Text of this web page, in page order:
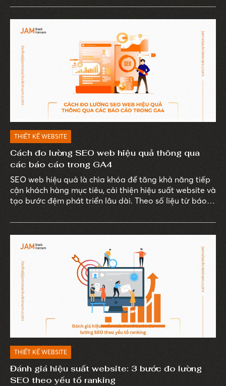
đồng thời đảm bảo tính thẩm mỹ cho giao diện web.
hình ảnh liên tục đổi mới để đáp ứng kỳ vọng ngày
càng cao của doanh nghiệp và người dùng. Cùng
JAMstack Vietnam khám phá những phương pháp tối
ưu hình ảnh mới nhất trong bài viết dưới đây.
THIẾT KẾ WEBSITE
Cách đo lường SEO web hiệu quả thông qua
các báo cáo trong GA4
SEO web hiệu quả là chìa khóa để tăng khả năng tiếp
cận khách hàng mục tiêu, cải thiện hiệu suất website và
tạo bước đệm phát triển lâu dài. Theo số liệu từ báo
For Lead Gen”, gần 60% doanh nghiệp B2B cho biết
THIẾT KẾ WEBSITE
Đánh giá hiệu suất website: 3 bước đo lường
SEO theo yếu tố ranking